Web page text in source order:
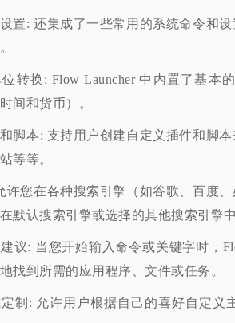
置: 还集成了一些常用的系统命令和
转换: Flow Launcher 中内置了基本
间和货币）。
脚本: 支持用户创建自定义插件和脚
等等。
许您在各种搜索引擎（如谷歌、百度
默认搜索引擎或选择的其他搜索引擎中
议: 当您开始输入命令或关键字时，
找到所需的应用程序、文件或任务。
制: 允许用户根据自己的喜好自定义